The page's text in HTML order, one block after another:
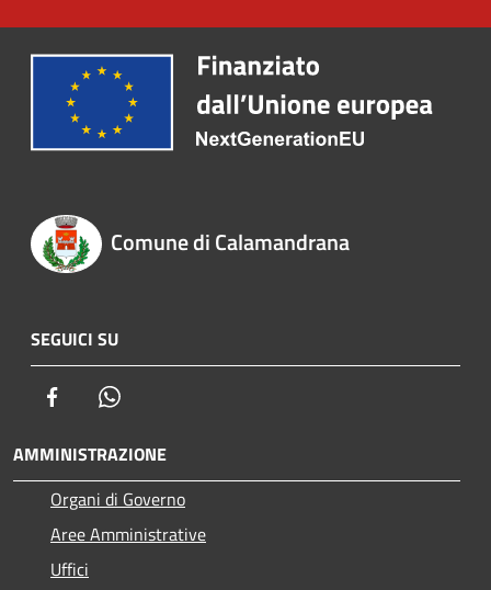
Comune di Calamandrana
SEGUICI SU
Facebook
AMMINISTRAZIONE
Organi di Governo
Aree Amministrative
Uffici